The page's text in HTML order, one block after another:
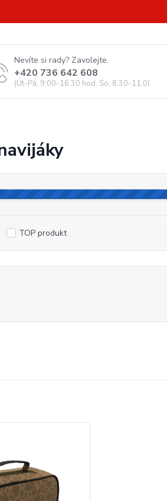
Nevíte si rady? Zavolejte.
+420 736 642 608
(Út-Pá, 9:00-16.30 hod. So, 8.30-11:00 hod.)
TOP produkt